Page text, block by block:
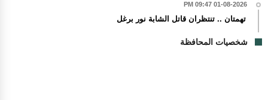
01-08-2026 09:47 PM
تهمتان .. تنتظران قاتل الشابة نور برغل
شخصيات المحافظة